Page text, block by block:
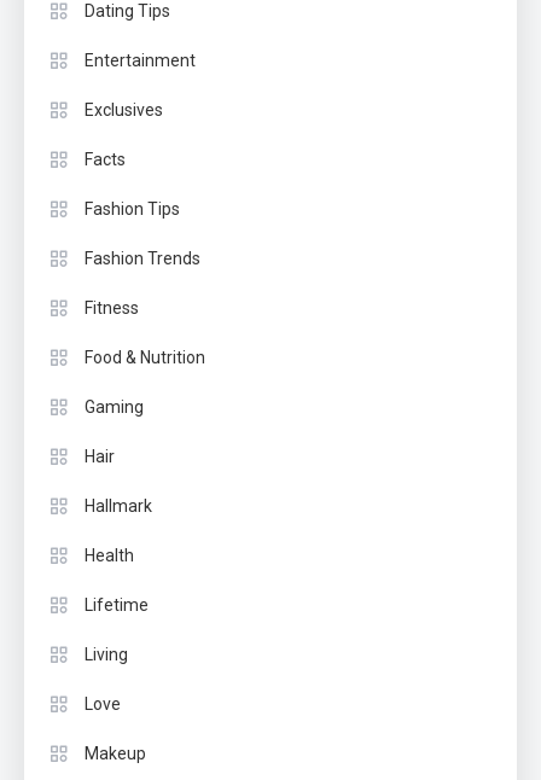
Dating Tips
Entertainment
Exclusives
Facts
Fashion Tips
Fashion Trends
Fitness
Food & Nutrition
Gaming
Hair
Hallmark
Health
Lifetime
Living
Love
Makeup